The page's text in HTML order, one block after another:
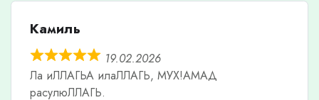
Камиль
19.02.2026
Ла иЛЛАГЬА илаЛЛАГЬ, МУХ!АМАД
расулюЛЛАГЬ.